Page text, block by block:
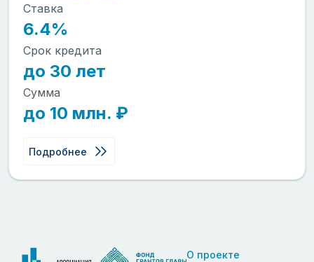
Ставка
6.4%
Срок кредита
до 30 лет
Сумма
до 10 млн. ₽
Подробнее
О проекте